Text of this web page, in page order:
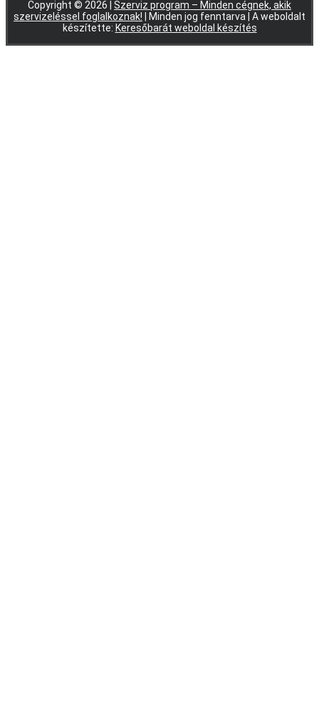
Copyright © 2026 | Szerviz program – Minden cégnek, akik
szervizeléssel foglalkoznak! | Minden jog fenntarva | A weboldalt
készítette: Keresőbarát weboldal készítés